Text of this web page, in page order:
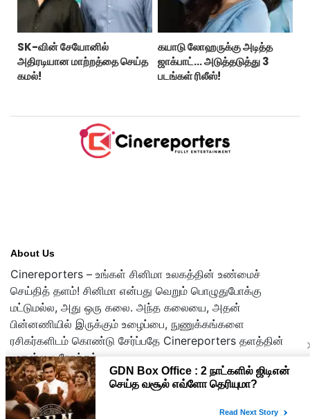
SK-வின் சேயோனில்
அதிரடியான மாற்றத்தை செய்த
கமல்!
கயாடு லோஹருக்கு அடித்த
ஜாக்பாட்... அடுத்தடுத்து 3
படங்கள் ரிலீஸ்!
About Us
Cinereporters – உங்கள் சினிமா உலகத்தின் உண்மைச்
செய்தித் தளம்! சினிமா என்பது வெறும் பொழுதுபோக்கு
மட்டுமல்ல, அது ஒரு கலை. அந்த கலையை, அதன்
பின்னணியில் இருக்கும் உழைப்பை, நுணுக்கங்களை
ரசிகர்களிடம் கொண்டு சேர்ப்பதே Cinereporters தளத்தின்
முதன்மை நோக்கம்.